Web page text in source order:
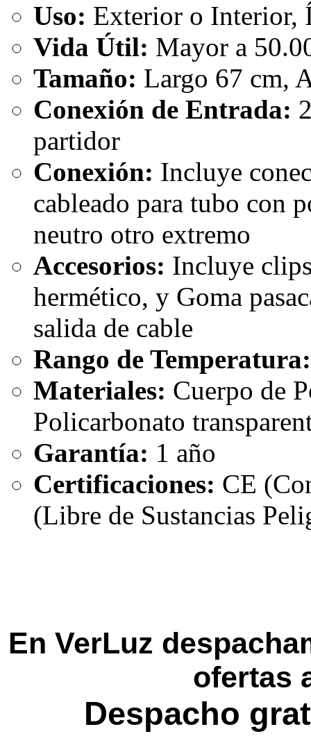
Uso: Exterior o Interior,
Vida Útil: Mayor a
Tamaño: Largo 67 cm,
Conexión de Entrada:
partidor
Conexión: Incluye
cableado para tubo con
neutro otro extremo
Accesorios: Incluye
hermético, y Goma
salida de cable
Rango de
Materiales: Cuerpo de
Policarbonato
Garantía: 1 año
Certificaciones: CE
(Libre de Sustancias
En VerLuz
ofertas
Despacho